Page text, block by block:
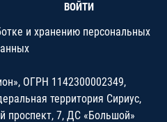
ВОЙТИ
и хранению персональных
ОГРН 1142300002349,
территория Сириус,
проспект, 7, ДС «Большой»